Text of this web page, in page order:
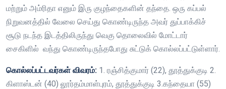
மற்றும் அம்ரிதா எனும் இரு குழந்தைகளின் தந்தை. ஒரு கப்பல்
நிறுவனத்தில் வேலை செய்து கொண்டிருந்த அவர் துப்பாக்கிச்
சூடு நடந்த இடத்திலிருந்து வெகு தொலைவில் மோட்டார்
சைகிளில் வந்து கொண்டிருந்தபோது சுட்டுக் கொல்லப்பட்டுள்ளார்.
கொல்லப்பட்டவர்கள் விவரம்: 1. ரஞ்சித்குமார் (22), தூத்துக்குடி 2.
கிளாஸ்டன் (40) லூர்தம்மாள்புரம், தூத்துக்குடி 3.கந்தையா (55)